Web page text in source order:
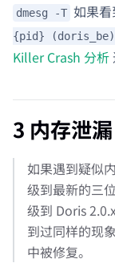
dmesg -T 如果看
{pid} (doris_be)
Killer Crash 分析
3 内存泄漏
如果遇到疑似
级到最新的三
级到 Doris
到过同样的现
中被修复。